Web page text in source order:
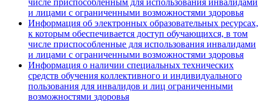
числе приспособленным для использования инвалидами
и лицами с ограниченными возможностями здоровья
Информация об электронных образовательных ресурсах,
к которым обеспечивается доступ обучающихся, в том
числе приспособленные для использования инвалидами
и лицами с ограниченными возможностями здоровья
Информация о наличии специальных технических
средств обучения коллективного и индивидуального
пользования для инвалидов и лиц ограниченными
возможностями здоровья